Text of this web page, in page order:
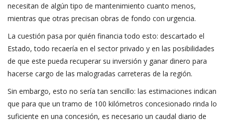
necesitan de algún tipo de mantenimiento cuanto menos,
mientras que otras precisan obras de fondo con urgencia.
La cuestión pasa por quién financia todo esto: descartado el
Estado, todo recaería en el sector privado y en las posibilidades
de que este pueda recuperar su inversión y ganar dinero para
hacerse cargo de las malogradas carreteras de la región.
Sin embargo, esto no sería tan sencillo: las estimaciones indican
que para que un tramo de 100 kilómetros concesionado rinda lo
suficiente en una concesión, es necesario un caudal diario de